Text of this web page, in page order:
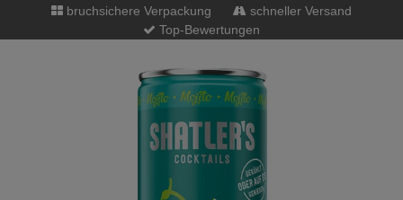
bruchsichere Verpackung
schneller Versand
Top-Bewertungen